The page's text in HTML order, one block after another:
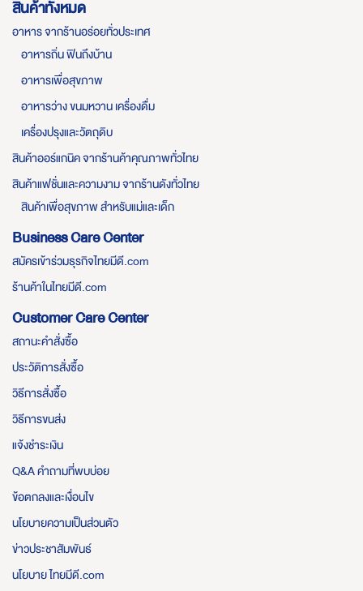
สินค้าทั้งหมด
อาหาร จากร้านอร่อยทั่วประเทศ
อาหารถิ่น ฟินถึงบ้าน
อาหารเพื่อสุขภาพ
อาหารว่าง ขนมหวาน เครื่องดื่ม
เครื่องปรุงและวัตถุดิบ
สินค้าออร์แกนิค จากร้านค้าคุณภาพทั่วไทย
สินค้าแฟชั่นและความงาม จากร้านดังทั่วไทย
สินค้าเพื่อสุขภาพ สำหรับแม่และเด็ก
Business Care Center
สมัครเข้าร่วมธุรกิจไทยมีดี.com
ร้านค้าในไทยมีดี.com
Customer Care Center
สถานะคำสั่งซื้อ
ประวัติการสั่งซื้อ
วิธีการสั่งซื้อ
วิธีการขนส่ง
แจ้งชำระเงิน
Q&A คำถามที่พบบ่อย
ข้อตกลงและเงื่อนไข
นโยบายความเป็นส่วนตัว
ข่าวประชาสัมพันธ์
นโยบาย ไทยมีดี.com